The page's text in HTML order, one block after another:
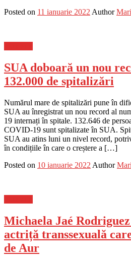
Posted on 11 ianuarie 2022 Author
SUA doboară un nou
132.000 de spitalizări
Numărul mare de spitalizări pune în
SUA au înregistrat un nou record al
19 internați în spitale. 132.646 de
COVID-19 sunt spitalizate în SUA.
SUA au atins luni un nivel record,
în condițiile în care o creștere a […]
Posted on 10 ianuarie 2022 Author
Michaela Jaé
actriță transsexuală
de Aur